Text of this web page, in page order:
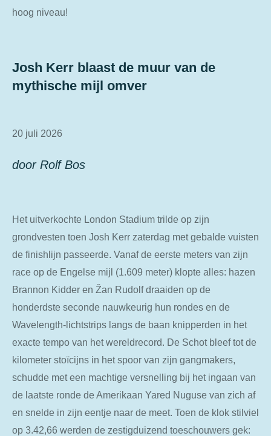
hoog niveau!
Josh Kerr blaast de muur van de
mythische mijl omver
20 juli 2026
door Rolf Bos
Het uitverkochte London Stadium trilde op zijn
grondvesten toen Josh Kerr zaterdag met gebalde vuisten
de finishlijn passeerde. Vanaf de eerste meters van zijn
race op de Engelse mijl (1.609 meter) klopte alles: hazen
Brannon Kidder en Žan Rudolf draaiden op de
honderdste seconde nauwkeurig hun rondes en de
Wavelength-lichtstrips langs de baan knipperden in het
exacte tempo van het wereldrecord. De Schot bleef tot de
kilometer stoïcijns in het spoor van zijn gangmakers,
schudde met een machtige versnelling bij het ingaan van
de laatste ronde de Amerikaan Yared Nuguse van zich af
en snelde in zijn eentje naar de meet. Toen de klok stilviel
op 3.42,66 werden de zestigduizend toeschouwers gek: